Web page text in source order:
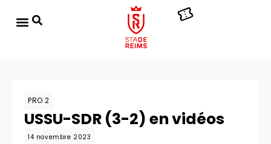
PRO 2
USSU-SDR (3-2) en vidéos
14 novembre 2023